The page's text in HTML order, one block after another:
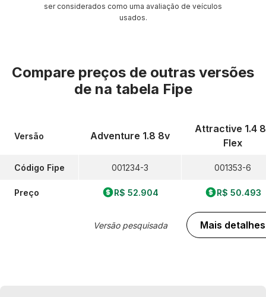
ser considerados como uma avaliação de veículos
usados.
Compare preços de outras versões
de na tabela Fipe
Versão
Código Fipe
Preço
Adventure 1.8 8v
001234-3
R$ 52.904
Versão pesquisada
Attractive 1.4
Flex
001353-6
R$ 50.493
Mais detalhes